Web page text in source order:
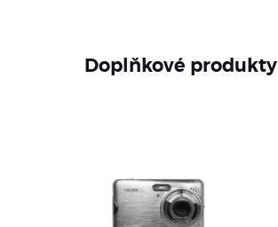
Doplňkové produkty